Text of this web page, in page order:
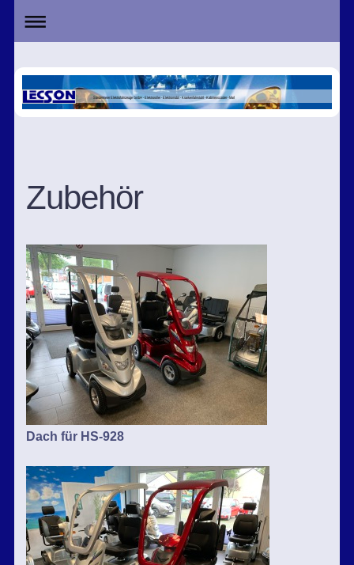
Sondermeier Elektrofahrzeuge GmbH - Elektroroller - Elektromobil - Krankenfahrstuhl - Kabinenscooter - Marl
Zubehör
Dach für HS-928